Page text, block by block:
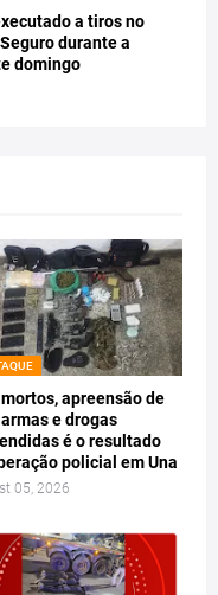
a tiros no
durante a
domingo
apreensão de
e drogas
é o resultado
policial em Una
05, 2026